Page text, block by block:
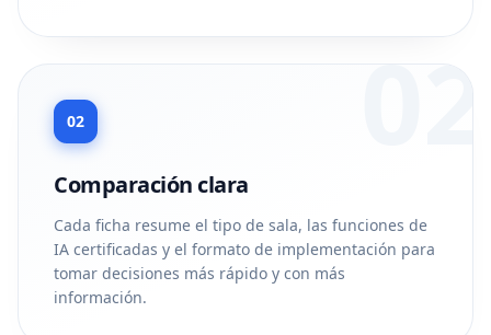
02
02
Comparación clara
Cada ficha resume el tipo de sala, las funciones de
IA certificadas y el formato de implementación para
tomar decisiones más rápido y con más
información.